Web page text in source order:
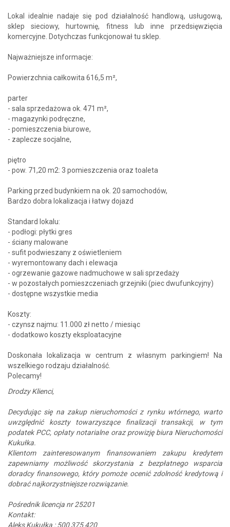
Lokal idealnie nadaje się pod działalność handlową, usługową,
sklep sieciowy, hurtownię, fitness lub inne przedsięwzięcia
komercyjne. Dotychczas funkcjonował tu sklep.
Najważniejsze informacje:
Powierzchnia całkowita 616,5 m²,
parter
- sala sprzedażowa ok. 471 m²,
- magazynki podręczne,
- pomieszczenia biurowe,
- zaplecze socjalne,
piętro
- pow. 71,20 m2: 3 pomieszczenia oraz toaleta
Parking przed budynkiem na ok. 20 samochodów,
Bardzo dobra lokalizacja i łatwy dojazd
Standard lokalu:
- podłogi: płytki gres
- ściany malowane
- sufit podwieszany z oświetleniem
- wyremontowany dach i elewacja
- ogrzewanie gazowe nadmuchowe w sali sprzedaży
- w pozostałych pomieszczeniach grzejniki (piec dwufunkcyjny)
- dostępne wszystkie media
Koszty:
- czynsz najmu: 11.000 zł netto / miesiąc
- dodatkowo koszty eksploatacyjne
Doskonała lokalizacja w centrum z własnym parkingiem! Na
wszelkiego rodzaju działalność.
Polecamy!
Drodzy Klienci,
Decydując się na zakup nieruchomości z rynku wtórnego, warto
uwzględnić koszty towarzyszące finalizacji transakcji, w tym
podatek PCC, opłaty notarialne oraz prowizję biura Nieruchomości
Kukułka.
Klientom zainteresowanym finansowaniem zakupu kredytem
zapewniamy możliwość skorzystania z bezpłatnego wsparcia
doradcy finansowego, który pomoże ocenić zdolność kredytową i
dobrać najkorzystniejsze rozwiązanie.
Pośrednik licencja nr 25201
Kontakt:
Aleks Kukułka : 500 375 420